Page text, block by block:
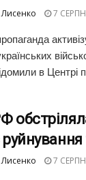
7
в Центрі
7